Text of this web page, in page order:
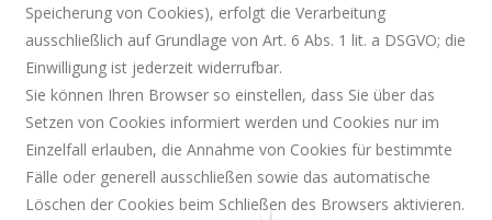
Speicherung von Cookies), erfolgt die Verarbeitung
ausschließlich auf Grundlage von Art. 6 Abs. 1 lit. a DSGVO; die
Einwilligung ist jederzeit widerrufbar.
Sie können Ihren Browser so einstellen, dass Sie über das
Setzen von Cookies informiert werden und Cookies nur im
Einzelfall erlauben, die Annahme von Cookies für bestimmte
Fälle oder generell ausschließen sowie das automatische
Löschen der Cookies beim Schließen des Browsers aktivieren.